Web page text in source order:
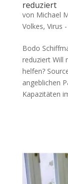
reduziert
von Michael
Volkes, Virus
Bodo
reduziert Will
helfen?
angeb­li­chen
Kapa­zi­tä­ten